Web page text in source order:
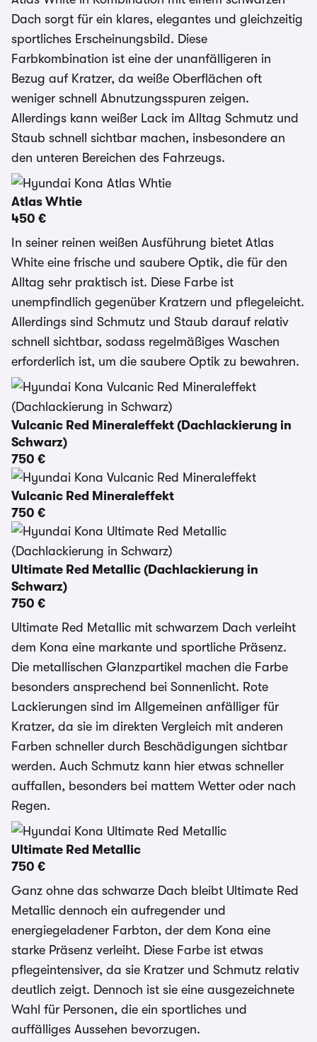
Dach sorgt für ein klares, elegantes und gleichzeitig
sportliches Erscheinungsbild. Diese
Farbkombination ist eine der unanfälligeren in
Bezug auf Kratzer, da weiße Oberflächen oft
weniger schnell Abnutzungsspuren zeigen.
Allerdings kann weißer Lack im Alltag Schmutz und
Staub schnell sichtbar machen, insbesondere an
den unteren Bereichen des Fahrzeugs.
Atlas Whtie
450 €
In seiner reinen weißen Ausführung bietet Atlas
White eine frische und saubere Optik, die für den
Alltag sehr praktisch ist. Diese Farbe ist
unempfindlich gegenüber Kratzern und pflegeleicht.
Allerdings sind Schmutz und Staub darauf relativ
schnell sichtbar, sodass regelmäßiges Waschen
erforderlich ist, um die saubere Optik zu bewahren.
Vulcanic Red Mineraleffekt (Dachlackierung in
Schwarz)
750 €
Vulcanic Red Mineraleffekt
750 €
Ultimate Red Metallic (Dachlackierung in
Schwarz)
750 €
Ultimate Red Metallic mit schwarzem Dach verleiht
dem Kona eine markante und sportliche Präsenz.
Die metallischen Glanzpartikel machen die Farbe
besonders ansprechend bei Sonnenlicht. Rote
Lackierungen sind im Allgemeinen anfälliger für
Kratzer, da sie im direkten Vergleich mit anderen
Farben schneller durch Beschädigungen sichtbar
werden. Auch Schmutz kann hier etwas schneller
auffallen, besonders bei mattem Wetter oder nach
Regen.
Ultimate Red Metallic
750 €
Ganz ohne das schwarze Dach bleibt Ultimate Red
Metallic dennoch ein aufregender und
energiegeladener Farbton, der dem Kona eine
starke Präsenz verleiht. Diese Farbe ist etwas
pflegeintensiver, da sie Kratzer und Schmutz relativ
deutlich zeigt. Dennoch ist sie eine ausgezeichnete
Wahl für Personen, die ein sportliches und
auffälliges Aussehen bevorzugen.